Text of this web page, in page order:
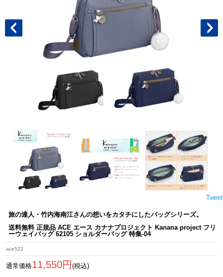
Tweet
旅の達人・竹内海南江さんの想いをカタチにしたバッグシリーズ。
送料無料 正規品 ACE エース カナナプロジェクト Kanana project フリ
ーウェイバッグ 62105 ショルダーバッグ 特集-04
ace522
通常価格11,550円 (税込)